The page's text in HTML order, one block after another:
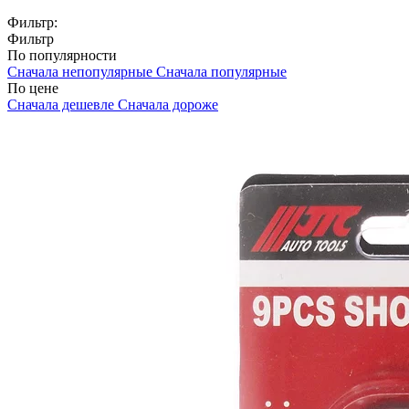
Фильтр:
Фильтр
По популярности
Сначала непопулярные Сначала популярные
По цене
Сначала дешевле Сначала дороже